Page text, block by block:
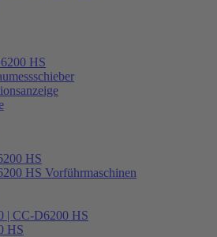
HS
HS
HS Vorführmaschinen
| CC-D6200 HS
HS